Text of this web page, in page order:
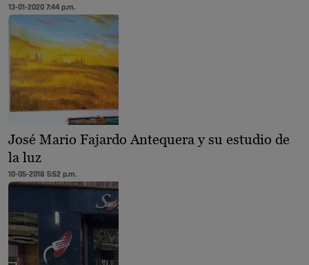
13-01-2020 7:44 p.m.
José Mario Fajardo Antequera y su estudio de
la luz
10-05-2018 5:52 p.m.